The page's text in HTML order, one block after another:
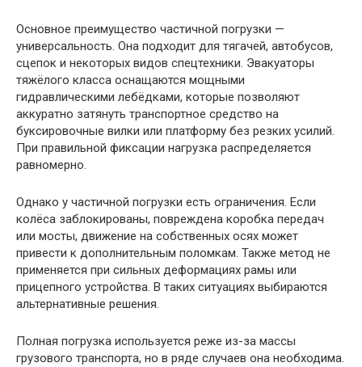
Основное преимущество частичной погрузки —
универсальность. Она подходит для тягачей, автобусов,
сцепок и некоторых видов спецтехники. Эвакуаторы
тяжёлого класса оснащаются мощными
гидравлическими лебёдками, которые позволяют
аккуратно затянуть транспортное средство на
буксировочные вилки или платформу без резких усилий.
При правильной фиксации нагрузка распределяется
равномерно.
Однако у частичной погрузки есть ограничения. Если
колёса заблокированы, повреждена коробка передач
или мосты, движение на собственных осях может
привести к дополнительным поломкам. Также метод не
применяется при сильных деформациях рамы или
прицепного устройства. В таких ситуациях выбираются
альтернативные решения.
Полная погрузка используется реже из-за массы
грузового транспорта, но в ряде случаев она необходима.